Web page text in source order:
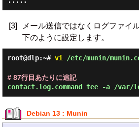
[3]
メール送信ではなくログファイ
下のように設定します。
root@dlp:~# vi /etc/munin/
# 87行目あたりに追記
contact.log.command tee -a /
Debian 13 : Munin